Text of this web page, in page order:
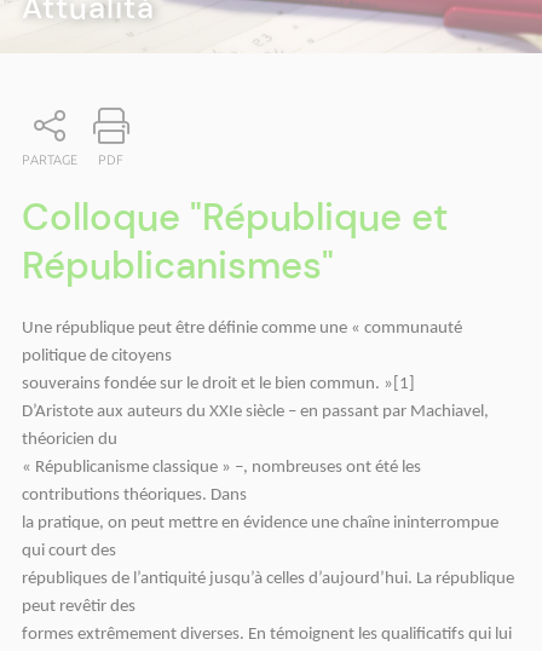
PARTAGE PDF
Colloque "République et
Républicanismes"
Une république peut être définie comme une « communauté
politique de citoyens
souverains fondée sur le droit et le bien commun. »[1]
D’Aristote aux auteurs du XXIe siècle – en passant par Machiavel,
théoricien du
« Républicanisme classique » –, nombreuses ont été les
contributions théoriques. Dans
la pratique, on peut mettre en évidence une chaîne ininterrompue
qui court des
républiques de l’antiquité jusqu’à celles d’aujourd’hui. La république
peut revêtir des
formes extrêmement diverses. En témoignent les qualificatifs qui lui